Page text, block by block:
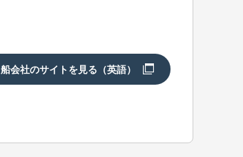
船会社のサイトを見る（英語）